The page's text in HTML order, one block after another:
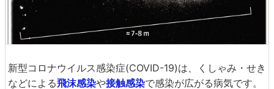
新型コロナウイルス感染症(COVID-19)は、くしゃみ・せき
などによる飛沫感染や接触感染で感染が広がる病気です。